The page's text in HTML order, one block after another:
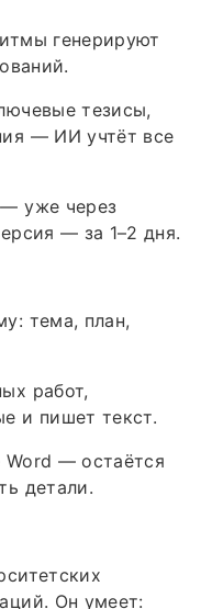
генерируют
тезисы,
— ИИ учтёт все
уже через
— за 1–2 дня.
тема, план,
работ,
и пишет текст.
— остаётся
детали.
Он умеет: